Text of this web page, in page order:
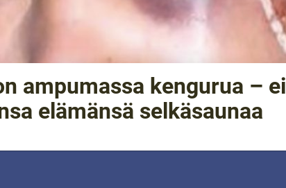
ampumassa kengurua – ei
elämänsä selkäsaunaa